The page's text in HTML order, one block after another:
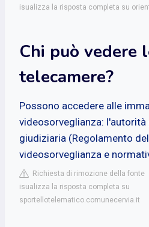
isualizza la risposta completa su
Chi può vedere
telecamere?
Possono accedere alle
videosorveglianza:
giudiziaria (Regolamento
videosorveglianza e
Richiesta di rimozione della fonte
isualizza la risposta completa su
sportellotelematico.comunecervia.it